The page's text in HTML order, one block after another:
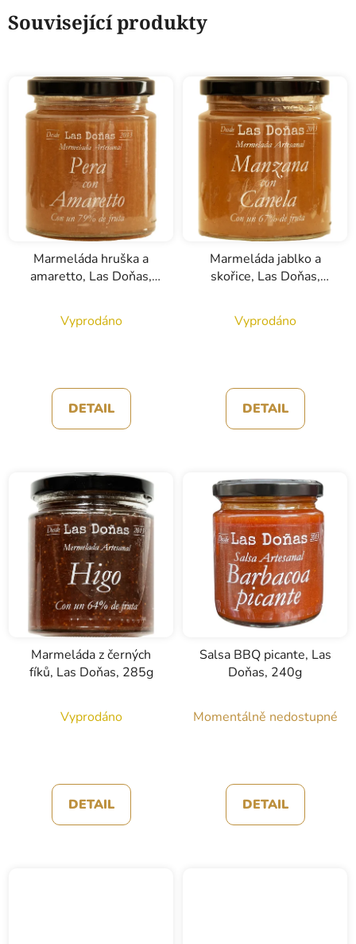
Související produkty
Marmeláda hruška a
amaretto, Las Doňas,
Vyprodáno
DETAIL
Marmeláda jablko a
skořice, Las Doňas,
Vyprodáno
DETAIL
Marmeláda z černých
fíků, Las Doňas, 285g
Vyprodáno
DETAIL
Salsa BBQ picante, Las
Doňas, 240g
Momentálně nedostupné
DETAIL